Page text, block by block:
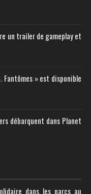
un trailer de gameplay et
Fantômes » est disponible
débarquent dans Planet
dans les parcs au